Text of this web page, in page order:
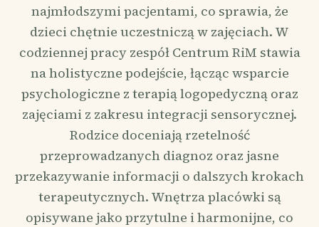
najmłodszymi pacjentami, co sprawia, że
dzieci chętnie uczestniczą w zajęciach. W
codziennej pracy zespół Centrum RiM stawia
na holistyczne podejście, łącząc wsparcie
psychologiczne z terapią logopedyczną oraz
zajęciami z zakresu integracji sensorycznej.
Rodzice doceniają rzetelność
przeprowadzanych diagnoz oraz jasne
przekazywanie informacji o dalszych krokach
terapeutycznych. Wnętrza placówki są
opisywane jako przytulne i harmonijne, co